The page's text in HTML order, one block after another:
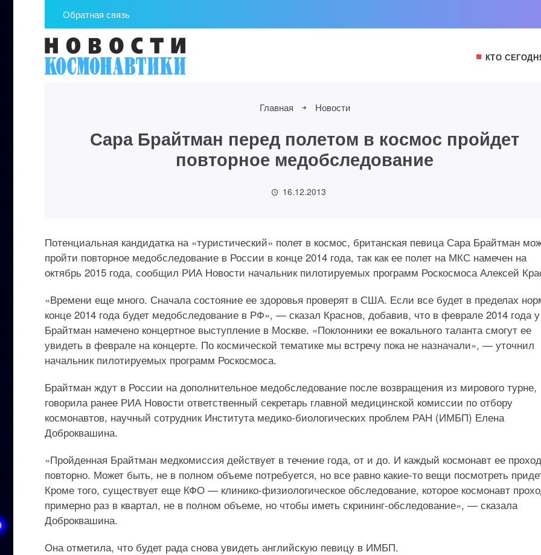
Обратная связь
КТО
Главная Новости
Сара Брайтман перед полетом в космос пройдет
повторное медобследование
16.12.2013
Потенциальная кандидатка на «туристический» полет в космос, британская певица Сара Брайтман
пройти повторное медобследование в России в конце 2014 года, так как ее полет на МКС намечен на
октябрь 2015 года, сообщил РИА Новости начальник пилотируемых программ Роскосмоса Алексей
«Времени еще много. Сначала состояние ее здоровья проверят в США. Если все будет в пределах
конце 2014 года будет медобследование в РФ», — сказал Краснов, добавив, что в феврале 2014 года у
Брайтман намечено концертное выступление в Москве. «Поклонники ее вокального таланта смогут ее
увидеть в феврале на концерте. По космической тематике мы встречу пока не назначали», — уточнил
начальник пилотируемых программ Роскосмоса.
Брайтман ждут в России на дополнительное медобследование после возвращения из мирового турне,
говорила ранее РИА Новости ответственный секретарь главной медицинской комиссии по отбору
космонавтов, научный сотрудник Института медико-биологических проблем РАН (ИМБП) Елена
Доброквашина.
«Пройденная Брайтман медкомиссия действует в течение года, от и до. И каждый космонавт ее
повторно. Может быть, не в полном объеме потребуется, но все равно какие-то вещи посмотреть
Кроме того, существует еще КФО — клинико-физиологическое обследование, которое космонавт
примерно раз в квартал, не в полном объеме, но чтобы иметь скрининг-обследование», — сказала
Доброквашина.
Она отметила, что будет рада снова увидеть английскую певицу в ИМБП.